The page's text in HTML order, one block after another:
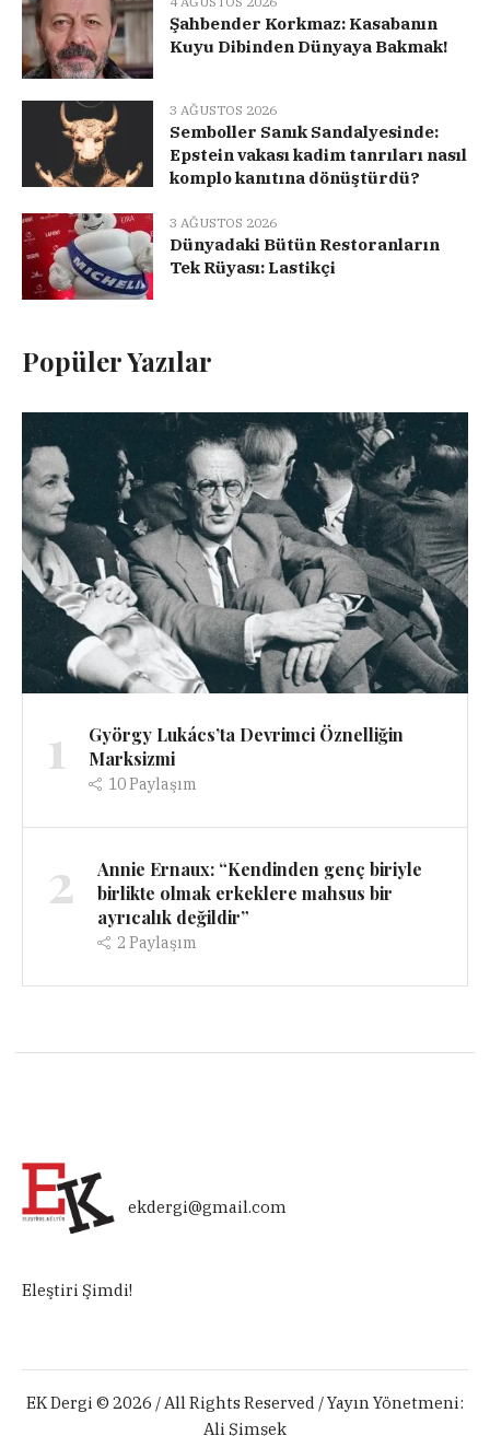
Şahbender Korkmaz: Kasabanın
Kuyu Dibinden Dünyaya Bakmak!
3 AĞUSTOS 2026
Semboller Sanık Sandalyesinde:
Epstein vakası kadim tanrıları nasıl
komplo kanıtına dönüştürdü?
3 AĞUSTOS 2026
Dünyadaki Bütün Restoranların
Tek Rüyası: Lastikçi
Popüler Yazılar
1
György Lukács’ta Devrimci Öznelliğin
Marksizmi
10Paylaşım
2
Annie Ernaux: “Kendinden genç biriyle
birlikte olmak erkeklere mahsus bir
ayrıcalık değildir”
2 Paylaşım
ekdergi@gmail.com
Eleştiri Şimdi!
EK Dergi © 2026 / All Rights Reserved / Yayın Yönetmeni:
Ali Şimşek